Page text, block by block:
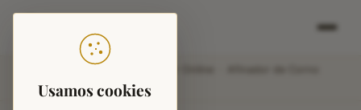
Usamos cookies
Teoría Musical
Inglés